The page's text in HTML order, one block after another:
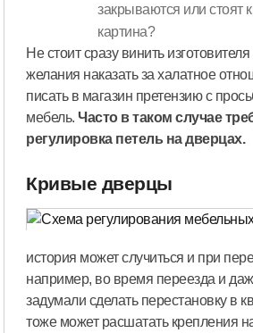
закрываются или стоят
картина?
Не стоит сразу винить
желания наказать за халатное
писать в магазин претензию с
мебель.Часто в таком случае
регулировка петель на дверцах.
Кривые дверцы
история может случиться и при
например, во время переезда и
задумали сделать перестановку в
тоже может расшатать крепления